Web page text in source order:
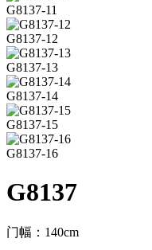
G8137-11
G8137-12
G8137-13
G8137-14
G8137-15
G8137-16
G8137
门幅：140cm